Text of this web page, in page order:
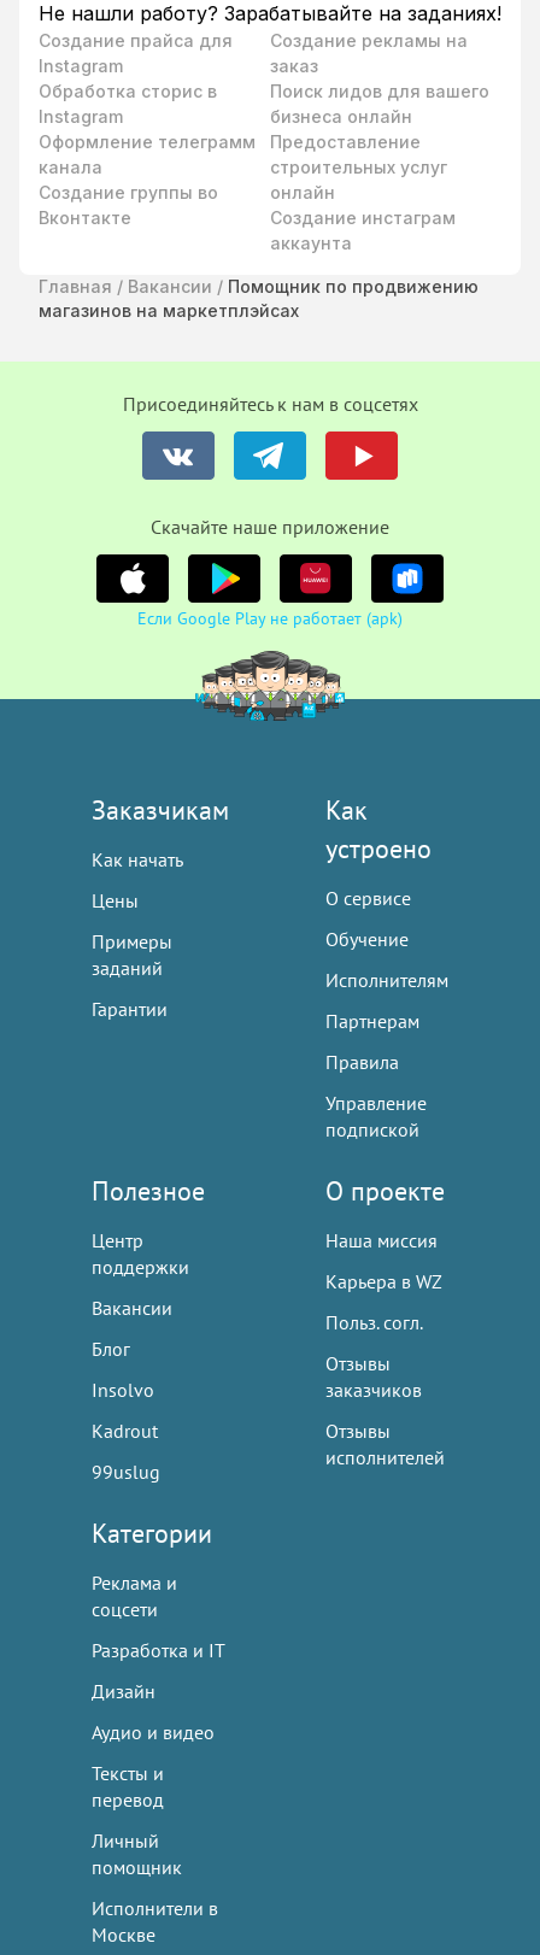
Не нашли работу? Зарабатывайте на заданиях!
Создание прайса для
Instagram
Обработка сторис в
Instagram
Оформление телеграмм
канала
Создание группы во
Вконтакте
Создание рекламы на
заказ
Поиск лидов для вашего
бизнеса онлайн
Предоставление
строительных услуг
онлайн
Создание инстаграм
аккаунта
Главная / Вакансии / Помощник по продвижению
магазинов на маркетплэйсах
Присоединяйтесь к нам в соцсетях
Cкачайте наше приложение
Если Google Play не работает (apk)
Заказчикам
Как начать
Цены
Примеры
заданий
Гарантии
Как
устроено
О сервисе
Обучение
Исполнителям
Партнерам
Правила
Управление
подпиской
Полезное
Центр
поддержки
Вакансии
Блог
Insolvo
Kadrout
99uslug
О проекте
Наша миссия
Карьера в WZ
Польз. согл.
Отзывы
заказчиков
Отзывы
исполнителей
Категории
Реклама и
соцсети
Разработка и IT
Дизайн
Аудио и видео
Тексты и
перевод
Личный
помощник
Исполнители в
Москве